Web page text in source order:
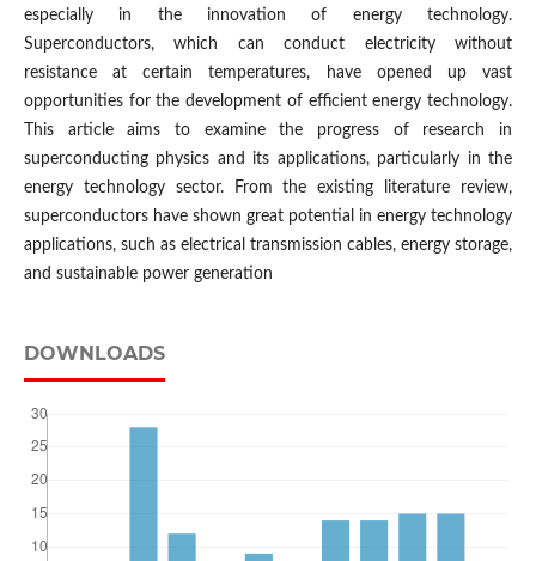
especially in the innovation of energy technology.
Superconductors, which can conduct electricity without
resistance at certain temperatures, have opened up vast
opportunities for the development of efficient energy technology.
This article aims to examine the progress of research in
superconducting physics and its applications, particularly in the
energy technology sector. From the existing literature review,
superconductors have shown great potential in energy technology
applications, such as electrical transmission cables, energy storage,
and sustainable power generation
DOWNLOADS